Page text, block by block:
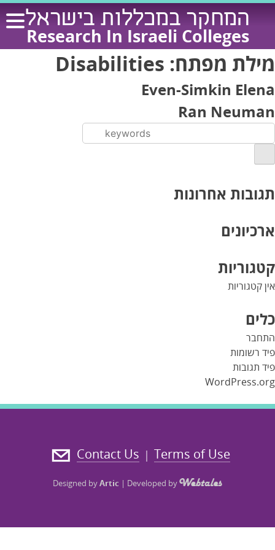
Skip
content
המחקר במכללות בישראל
Research In Israeli Colleges
מילת מפתח: Disabilities
Even-Simkin Elena
Ran Neuman
תגובות אחרונות
ארכיונים
קטגוריות
אין קטגוריות
כלים
התחבר
פיד רשומות
פיד תגובות
WordPress.org
Terms of Use
|
Contact Us
Designed byArtic | Developed by